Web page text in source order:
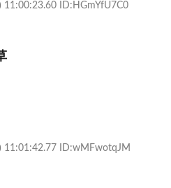
ID:HGmYfU7C0
11:01:42.77 ID:wMFwotqJM